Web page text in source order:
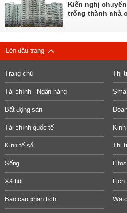
Kiến nghị
trống thành nhà
Lên đầu trang
Trang chủ Thị
Tài chính - Ngân hàng
Bất động sản
Tài chính quốc tế
Kinh tế số Thị
Sống
Xã hội Lịch
Báo cáo phân tích